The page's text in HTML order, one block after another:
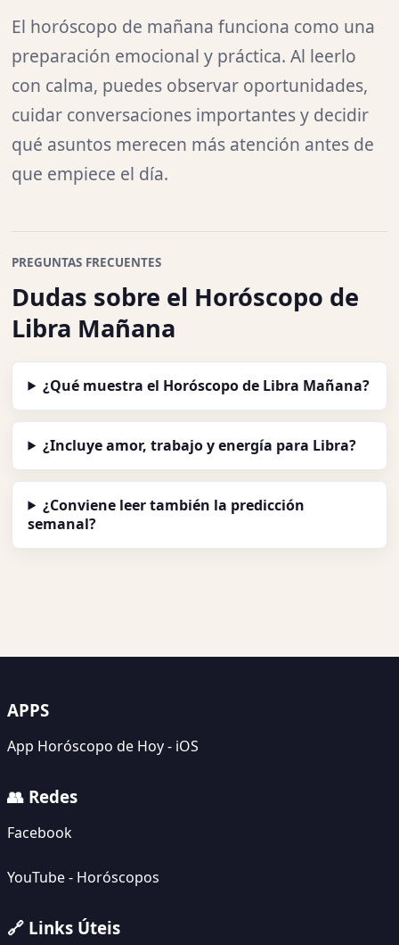
El horóscopo de mañana funciona como una
preparación emocional y práctica. Al leerlo
con calma, puedes observar oportunidades,
cuidar conversaciones importantes y decidir
qué asuntos merecen más atención antes de
que empiece el día.
PREGUNTAS FRECUENTES
Dudas sobre el Horóscopo de
Libra Mañana
¿Qué muestra el Horóscopo de Libra Mañana?
¿Incluye amor, trabajo y energía para Libra?
¿Conviene leer también la predicción
semanal?
APPS
App Horóscopo de Hoy - iOS
👥 Redes
Facebook
YouTube - Horóscopos
🔗 Links Úteis